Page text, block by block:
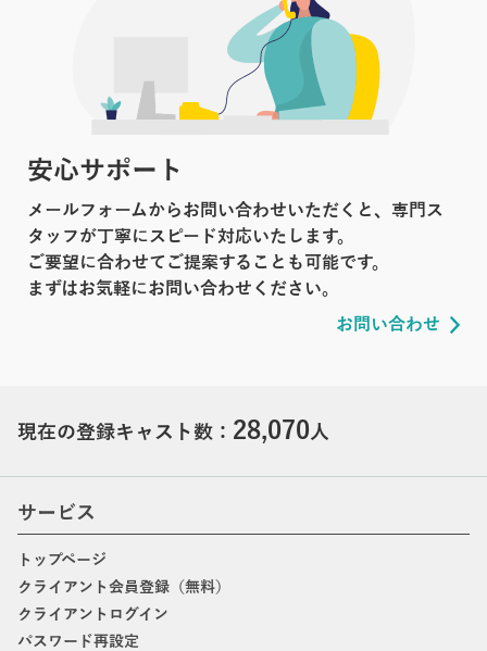
安心サポート
メールフォームからお問い合わせいただくと、専門ス
タッフが丁寧にスピード対応いたします。
ご要望に合わせてご提案することも可能です。
まずはお気軽にお問い合わせください。
お問い合わせ
現在の登録キャスト数： 28,070人
サービス
トップページ
クライアント会員登録（無料）
クライアントログイン
パスワード再設定